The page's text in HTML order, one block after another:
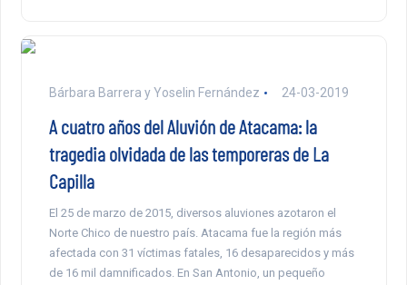
Bárbara Barrera y Yoselin Fernández 24-03-2019
A cuatro años del Aluvión de Atacama: la
tragedia olvidada de las temporeras de La
Capilla
El 25 de marzo de 2015, diversos aluviones azotaron el
Norte Chico de nuestro país. Atacama fue la región más
afectada con 31 víctimas fatales, 16 desaparecidos y más
de 16 mil damnificados. En San Antonio, un pequeño